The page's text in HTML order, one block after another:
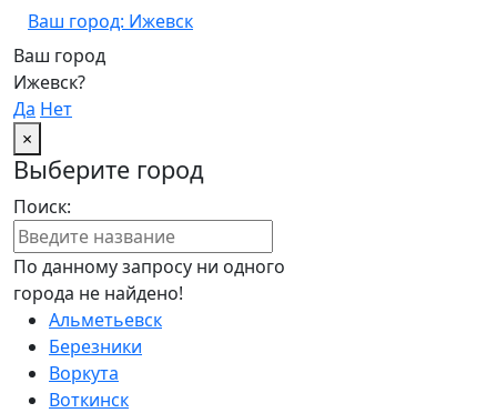
Ваш город: Ижевск
Ваш город
Ижевск?
Да Нет
×
Выберите город
Поиск:
По данному запросу ни одного
города не найдено!
Альметьевск
Березники
Воркута
Воткинск